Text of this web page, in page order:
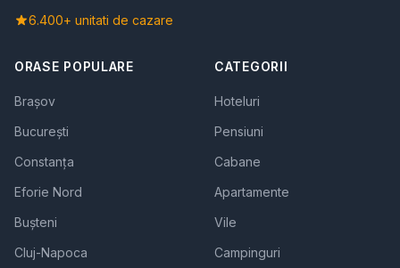
6.400+ unitati de cazare
ORASE POPULARE
Brașov
București
Constanța
Eforie Nord
Bușteni
Cluj-Napoca
CATEGORII
Hoteluri
Pensiuni
Cabane
Apartamente
Vile
Campinguri